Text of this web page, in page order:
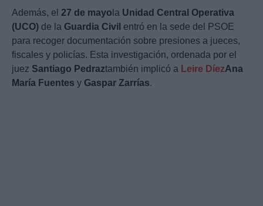
Además, el 27 de mayo la Unidad Central Operativa
(UCO) de la Guardia Civil entró en la sede del PSOE
para recoger documentación sobre presiones a jueces,
fiscales y policías. Esta investigación, ordenada por el
juez Santiago Pedraztambién implicó a Leire DíezAna
María Fuentes y Gaspar Zarrías.